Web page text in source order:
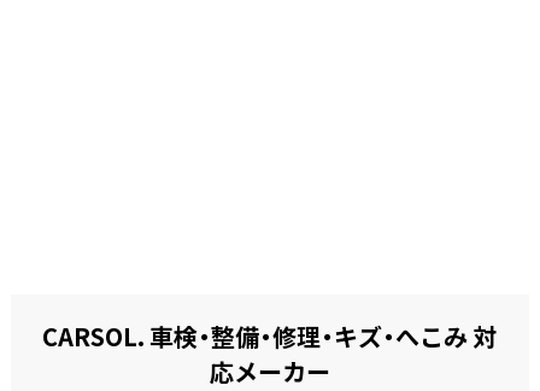
CARSOL. 車検・整備・修理・キズ・へこみ 対
応メーカー